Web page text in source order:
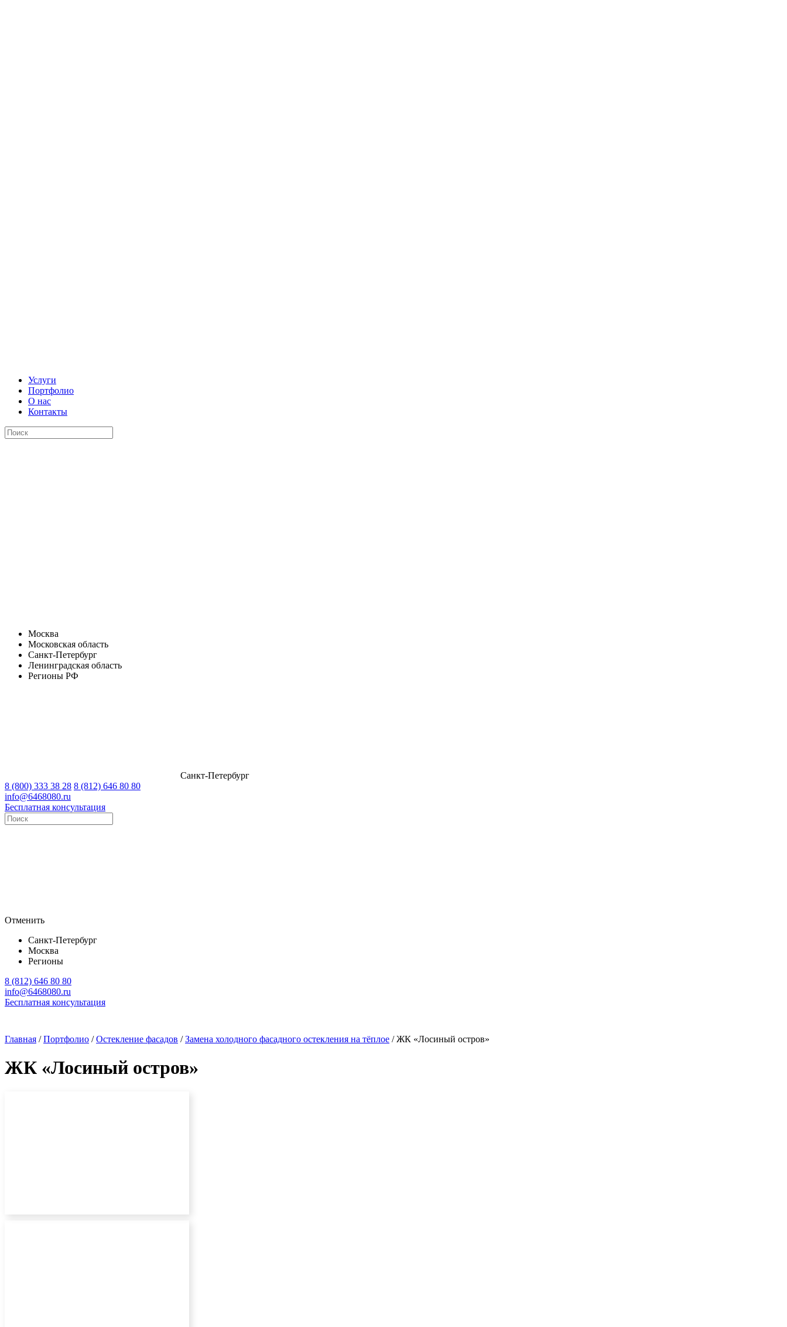
Услуги
Портфолио
О нас
Контакты
Москва
Московская область
Санкт-Петербург
Ленинградская область
Регионы РФ
Санкт-Петербург
8 (800) 333 38 28 8 (812) 646 80 80
info@6468080.ru
Бесплатная консультация
Отменить
Санкт-Петербург
Москва
Регионы
8 (812) 646 80 80
info@6468080.ru
Бесплатная консультация
Главная /Портфолио /Остекление фасадов /Замена холодного фасадного остекления на тёплое /ЖК «Лосиный остров»
ЖК «Лосиный остров»